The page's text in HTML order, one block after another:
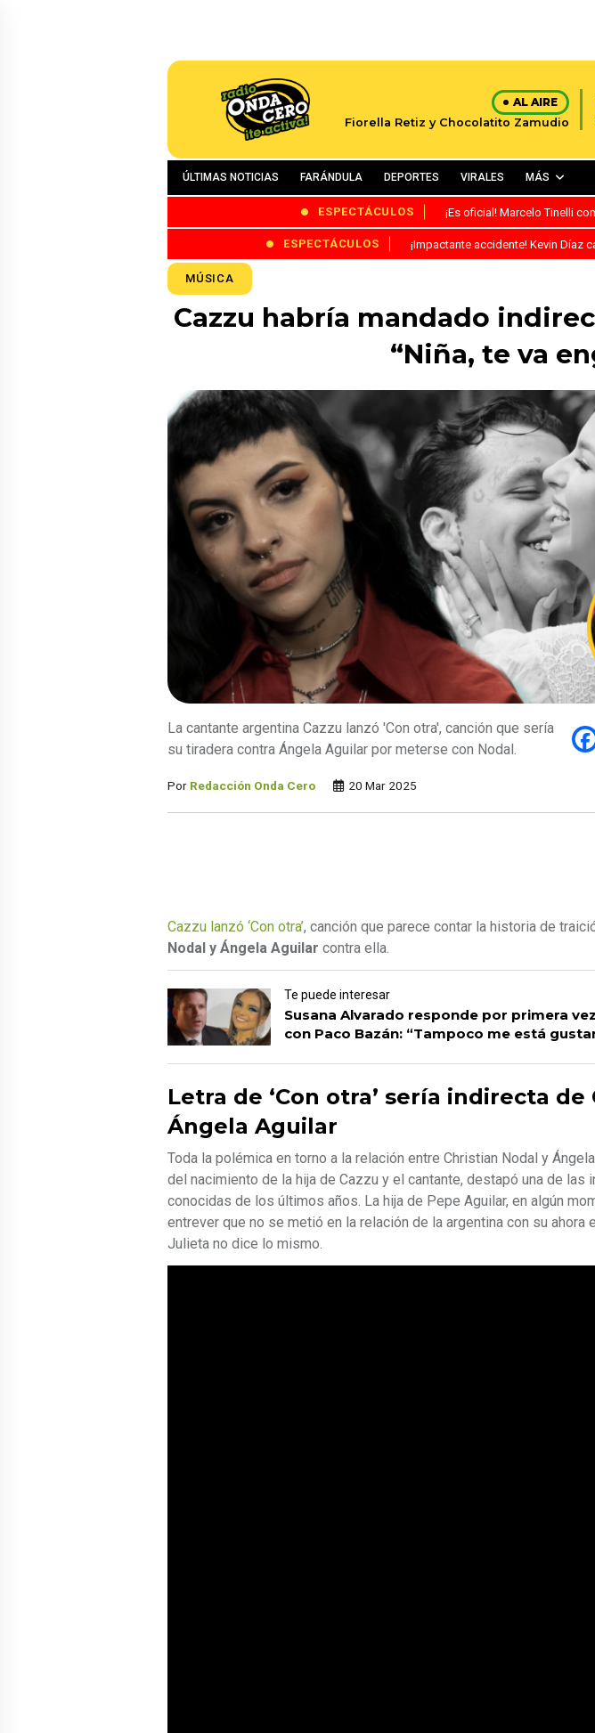
AL AIRE
Fiorella Retiz y Chocolatito Zamudio
ÚLTIMAS NOTICIAS FARÁNDULA DEPORTES VIRALES MÁS
ESPECTÁCULOS ¡Es oficial! Marcelo Tinelli
ESPECTÁCULOS ¡Impactante accidente! Kevin Díaz
MÚSICA
Cazzu habría mandado
“Niña, te va
La cantante argentina Cazzu lanzó 'Con otra', canción que sería
su tiradera contra Ángela Aguilar por meterse con Nodal.
Por Redacción Onda Cero 20 Mar 2025
Cazzu lanzó ‘Con otra’, canción que parece contar la historia de
Nodal y Ángela Aguilar contra ella.
Te puede interesar
Susana Alvarado responde por primera
con Paco Bazán: “Tampoco me está
Letra de ‘Con otra’ sería indirecta de
Ángela Aguilar
Toda la polémica en torno a la relación entre Christian Nodal y
del nacimiento de la hija de Cazzu y el cantante, destapó una de las
conocidas de los últimos años. La hija de Pepe Aguilar, en algún
entrever que no se metió en la relación de la argentina con su ahora
Julieta no dice lo mismo.